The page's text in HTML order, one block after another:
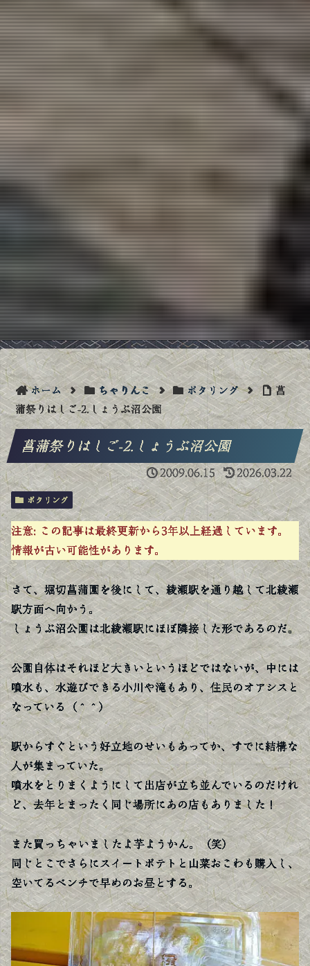
ホーム ちゃりんこ ポタリング
菖
蒲祭りはしご-2.しょうぶ沼公園
菖蒲祭りはしご-2.しょうぶ沼公園
2009.06.15 2026.03.22
ポタリング
注意: この記事は最終更新から3年以上経過しています。
情報が古い可能性があります。
さて、堀切菖蒲園を後にして、綾瀬駅を通り越して北綾瀬
駅方面へ向かう。
しょうぶ沼公園は北綾瀬駅にほぼ隣接した形であるのだ。
公園自体はそれほど大きいというほどではないが、中には
噴水も、水遊びできる小川や滝もあり、住民のオアシスと
なっている（＾＾）
駅からすぐという好立地のせいもあってか、すでに結構な
人が集まっていた。
噴水をとりまくようにして出店が立ち並んでいるのだけれ
ど、去年とまったく同じ場所にあの店もありました！
また買っちゃいましたよ芋ようかん。（笑）
同じとこでさらにスイートポテトと山菜おこわも購入し、
空いてるベンチで早めのお昼とする。